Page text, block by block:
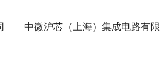
——中微沪芯（上海）集成电路有限